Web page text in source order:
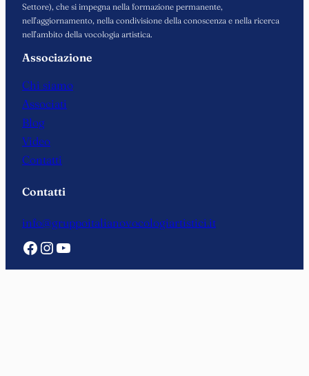
Settore), che si impegna nella formazione permanente,
nell’aggiornamento, nella condivisione della conoscenza e nella ricerca
nell’ambito della vocologia artistica.
Associazione
Chi siamo
Associati
Blog
Video
Contatti
Contatti
info@gruppoitalianovocologiartistici.it
Facebook InstagramYouTube